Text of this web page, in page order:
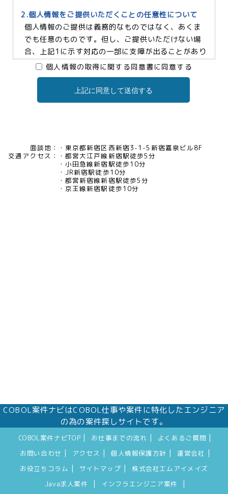
2.個人情報をご提供いただくことの任意性について
個人情報のご提供は義務的なものではなく、あくま
でも任意のものです。但し、ご提供いただけない場
合、上記1に示す対応の一部に支障が出ることがあり
ますので、予めご了承ください。
3.個人情報の提供及び委託について
4.個人情報の開示等について
当社は、お客様本人から保有個人データについて利
用目的の通知、開示、内容の訂正・追加・削除、利
個人情報の取得に関する同意書に同意する
上記に同意して送信する
面談地：
東京都新宿区西新宿3-1-5新宿嘉泉ビル8F
交通アクセス：
都営大江戸線新宿駅徒歩5分
小田急線新宿駅徒歩10分
JR新宿駅徒歩10分
都営新宿線新宿駅徒歩5分
京王線新宿駅徒歩10分
COBOL案件ナビはCOBOL仕事や案件に特化したエンジニア
の為の案件探しサイトです。
COBOL案件ナビTOP お仕事までの流れ よくあるご質問
お問い合わせ アクセス 個人情報保護方針 運営会社
お役立ちコラム サイトマップ
株式会社エムアイメイズ
Java求人案件
インフラエンジニア案件